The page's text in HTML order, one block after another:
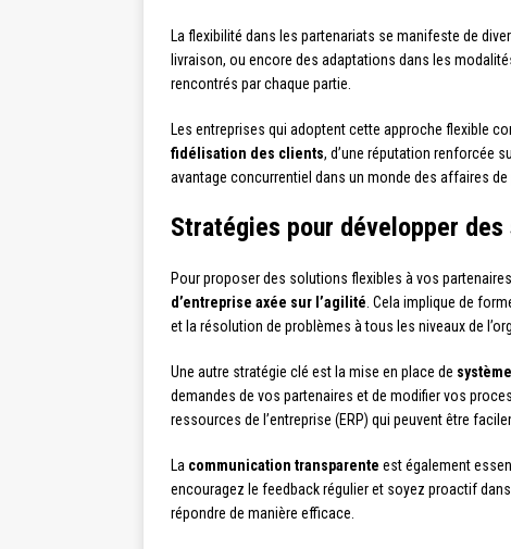
La flexibilité dans les partenariats se manifeste de
livraison, ou encore des adaptations dans les
rencontrés par chaque partie.
Les entreprises qui adoptent cette approche flexible
fidélisation des clients, d’une réputation renforcée
avantage concurrentiel dans un monde des affaires
Stratégies pour développer
Pour proposer des solutions flexibles à vos
d’entreprise axée sur l’agilité . Cela implique de
et la résolution de problèmes à tous les niveaux de
Une autre stratégie clé est la mise en place de
demandes de vos partenaires et de modifier vos
ressources de l’entreprise (ERP) qui peuvent être
La communication transparente est également
encouragez le feedback régulier et soyez proactif
répondre de manière efficace.